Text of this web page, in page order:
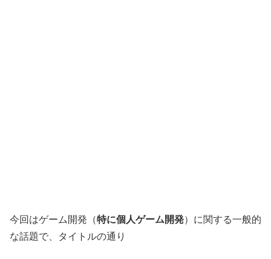
今回はゲーム開発（特に個人ゲーム開発）に関する一般的
な話題で、タイトルの通り